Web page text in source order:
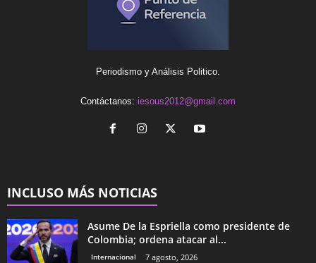
Periodismo y Análisis Politico.
Contáctanos: iesous2012@gmail.com
INCLUSO MÁS NOTICIAS
Asume De la Espriella como presidente de
Colombia; ordena atacar al...
Internacional 7 agosto, 2026